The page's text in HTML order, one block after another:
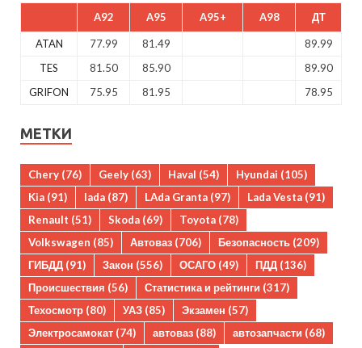
A92 A95 A95+ A98 ДТ
ATAN 77.99 81.49
89.99
TES
81.50 85.90
89.90
GRIFON
75.95 81.95 78.95
МЕТКИ
Chery (76) Geely (63) Haval (54) Hyundai (105)
Kia (91) lada (87) LAda Granta (97) Lada Vesta (91)
Renault (51) Skoda (69) Toyota (78)
Volkswagen (85) Автоваз (706) Безопасность (209)
ГИБДД (91) Закон (556) ОСАГО (49) ПДД (136)
Происшествия (56) Статистика и рейтинги (317)
Техосмотр (80) УАЗ (85) Экзамен (57)
Электросамокат (74) автоваз (88) автозапчасти (68)